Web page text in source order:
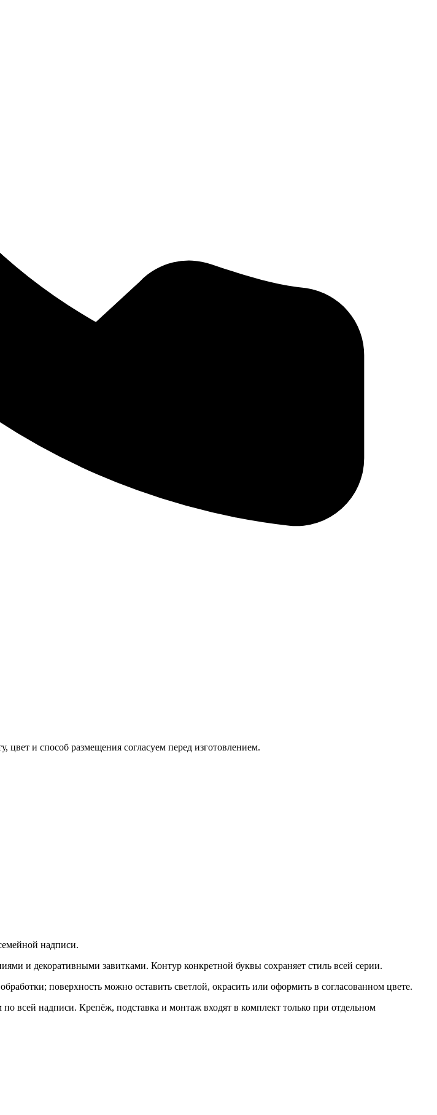
и способ размещения согласуем перед изготовлением.
надписи.
и декоративными завитками. Контур конкретной буквы сохраняет стиль всей серии.
поверхность можно оставить светлой, окрасить или оформить в согласованном цвете.
всей надписи. Крепёж, подставка и монтаж входят в комплект только при отдельном